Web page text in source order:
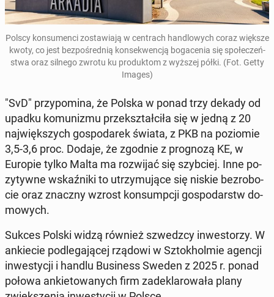
Polscy kon­su­men­ci zo­sta­wia­ją w cen­trach han­dlo­wych coraz większe
kwoty, co jest bez­po­śred­nią kon­se­kwen­cją bo­ga­ce­nia się spo­łe­czeń­
stwa oraz silnego zwrotu ku pro­duk­tom z wyższej półki. (Fot. Getty
Images)
"SvD" przy­po­mi­na, że Polska w ponad trzy dekady od
upadku ko­mu­ni­zmu prze­kształ­ci­ła się w jedną z 20
naj­więk­szych go­spo­da­rek świata, z PKB na po­zio­mie
3,5-3,6 proc. Dodaje, że zgodnie z pro­gno­zą KE, w
Europie tylko Malta ma roz­wi­jać się szyb­ciej. Inne po­
zy­tyw­ne wskaź­ni­ki to utrzy­mu­ją­ce się niskie bez­ro­bo­
cie oraz znaczny wzrost kon­sump­cji go­spo­darstw do­
mo­wych.
Sukces Polski widzą również szwedz­cy in­we­sto­rzy. W
an­kie­cie pod­le­ga­ją­cej rządowi w Sztok­hol­mie agencji
in­we­sty­cji i handlu Bu­si­ness Sweden z 2025 r. ponad
połowa an­kie­to­wa­nych firm za­de­kla­ro­wa­ła plany